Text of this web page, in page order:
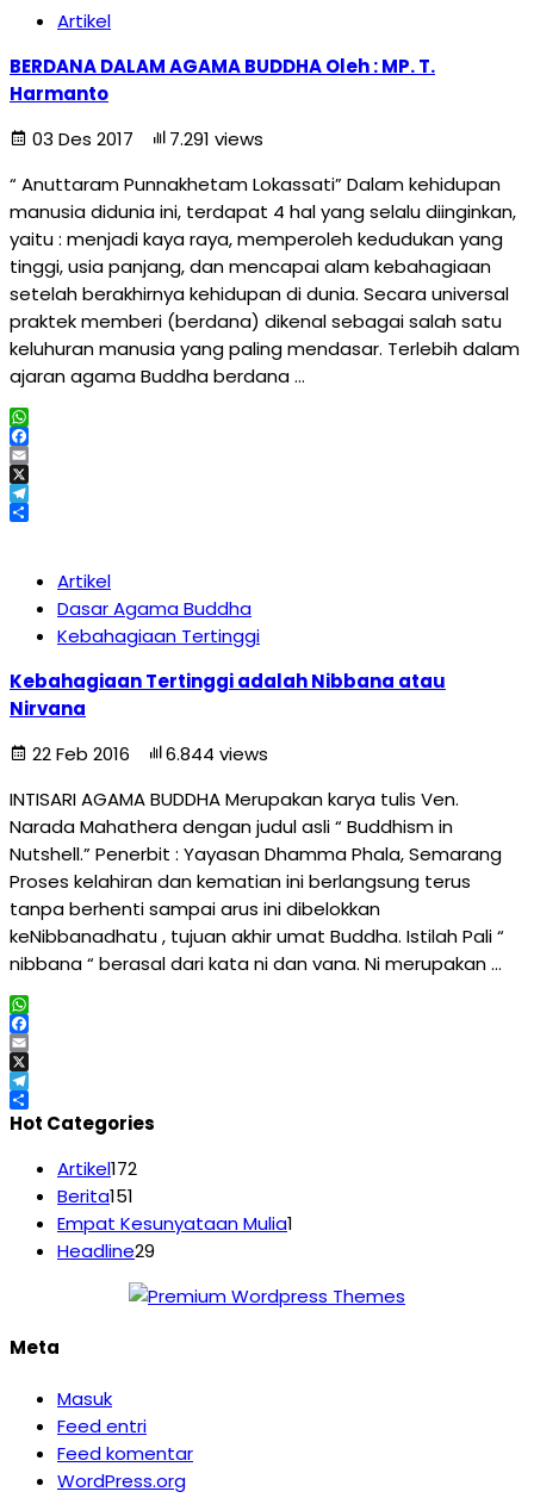
Artikel
BERDANA DALAM AGAMA BUDDHA Oleh : MP. T.
Harmanto
03 Des 2017
7.291 views
“ Anuttaram Punnakhetam Lokassati” Dalam kehidupan
manusia didunia ini, terdapat 4 hal yang selalu diinginkan,
yaitu : menjadi kaya raya, memperoleh kedudukan yang
tinggi, usia panjang, dan mencapai alam kebahagiaan
setelah berakhirnya kehidupan di dunia. Secara universal
praktek memberi (berdana) dikenal sebagai salah satu
keluhuran manusia yang paling mendasar. Terlebih dalam
ajaran agama Buddha berdana …
WhatsApp
Facebook
Email
X
Telegram
Artikel
Dasar Agama Buddha
Kebahagiaan Tertinggi
Kebahagiaan Tertinggi adalah Nibbana atau
Nirvana
22 Feb 2016
6.844 views
INTISARI AGAMA BUDDHA Merupakan karya tulis Ven.
Narada Mahathera dengan judul asli “ Buddhism in
Nutshell.” Penerbit : Yayasan Dhamma Phala, Semarang
Proses kelahiran dan kematian ini berlangsung terus
tanpa berhenti sampai arus ini dibelokkan
keNibbanadhatu , tujuan akhir umat Buddha. Istilah Pali “
nibbana “ berasal dari kata ni dan vana. Ni merupakan …
WhatsApp
Facebook
Email
X
Telegram
Share
Hot Categories
Artikel172
Berita151
Empat Kesunyataan Mulia1
Headline29
Meta
Masuk
Feed entri
Feed komentar
WordPress.org